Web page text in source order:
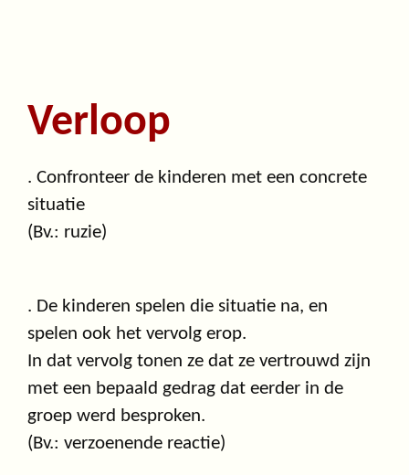
Verloop
. Confronteer de kinderen met een concrete
situatie
(Bv.: ruzie)
. De kinderen spelen die situatie na, en
spelen ook het vervolg erop.
In dat vervolg tonen ze dat ze vertrouwd zijn
met een bepaald gedrag dat eerder in de
groep werd besproken.
(Bv.: verzoenende reactie)